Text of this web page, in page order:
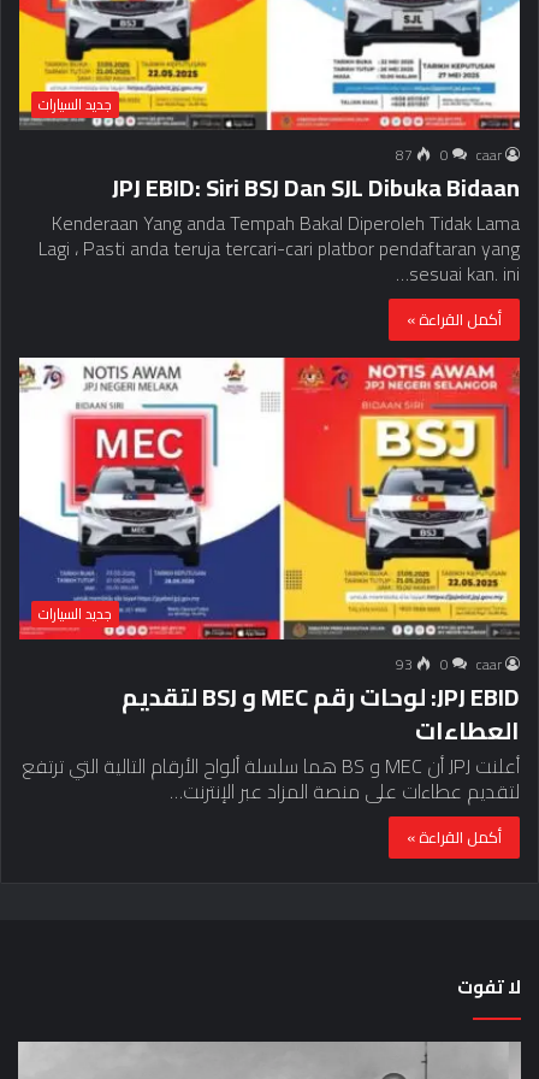
جديد السيارات
caar
0
87
JPJ EBID: Siri BSJ Dan SJL Dibuka Bidaan
Kenderaan Yang anda Tempah Bakal Diperoleh Tidak Lama
Lagi ، Pasti anda teruja tercari-cari platbor pendaftaran yang
sesuai kan. ini…
أكمل القراءة »
جديد السيارات
caar
0
93
JPJ EBID: لوحات رقم MEC و BSJ لتقديم
العطاءات
أعلنت JPJ أن MEC و BS هما سلسلة ألواح الأرقام التالية التي ترتفع
لتقديم عطاءات على منصة المزاد عبر الإنترنت…
أكمل القراءة »
لا تفوت
لماذا